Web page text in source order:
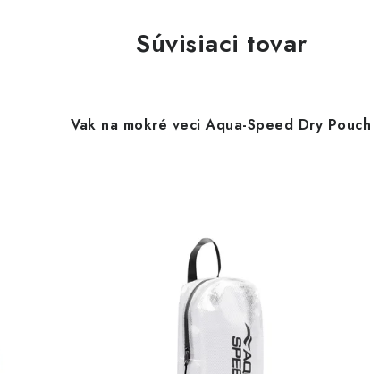
Súvisiaci tovar
Vak na mokré veci Aqua-Speed Dry Pouch